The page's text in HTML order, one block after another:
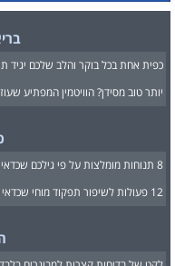
כפית אחת בכל בוקר והלב שלכם יגיד
יותר טוב מסידן? הוויטמין המפתיע
8 תנוחות מומלצות על פי גילכם שכדאי לנסות כבר הלילה במיטה
12 פעולות לשיפור תפקוד מוחי שכדאי לכם לבצע, במיוחד את 6!